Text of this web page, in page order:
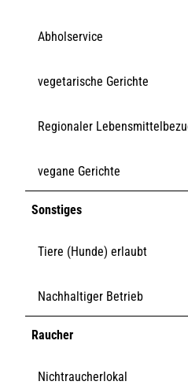
Abholservice
vegetarische Gerichte
Regionaler
vegane Gerichte
Sonstiges
Tiere (Hunde) erlaubt
Nachhaltiger Betrieb
Raucher
Nichtraucherlokal